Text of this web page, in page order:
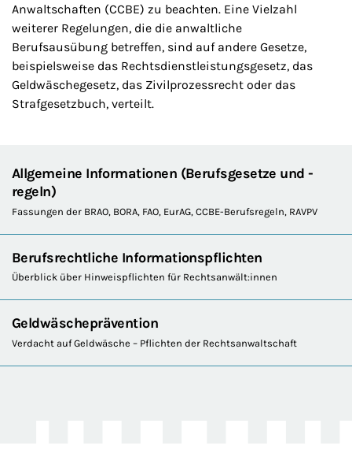
Anwaltschaften (CCBE) zu beachten. Eine Vielzahl
weiterer Regelungen, die die anwaltliche
Berufsausübung betreffen, sind auf andere Gesetze,
beispielsweise das Rechtsdienstleistungsgesetz, das
Geldwäschegesetz, das Zivilprozessrecht oder das
Strafgesetzbuch, verteilt.
Allgemeine Informationen (Berufsgesetze und -
regeln)
Fassungen der BRAO, BORA, FAO, EurAG, CCBE-Berufsregeln, RAVPV
Berufsrechtliche Informationspflichten
Überblick über Hinweispflichten für Rechtsanwält:innen
Geldwäscheprävention
Verdacht auf Geldwäsche – Pflichten der Rechtsanwaltschaft